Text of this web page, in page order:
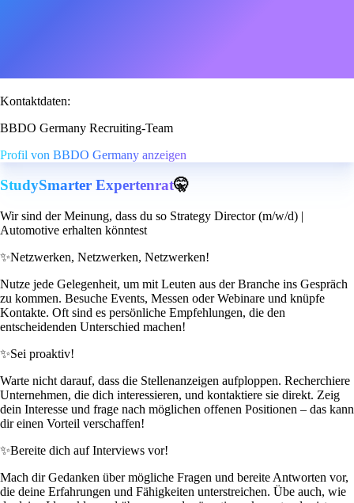
Kontaktdaten:
BBDO Germany Recruiting-Team
Profil von BBDO Germany anzeigen
StudySmarter Expertenrat🤫
Wir sind der Meinung, dass du so Strategy Director (m/w/d) |
Automotive erhalten könntest
✨Netzwerken, Netzwerken, Netzwerken!
Nutze jede Gelegenheit, um mit Leuten aus der Branche ins Gespräch
zu kommen. Besuche Events, Messen oder Webinare und knüpfe
Kontakte. Oft sind es persönliche Empfehlungen, die den
entscheidenden Unterschied machen!
✨Sei proaktiv!
Warte nicht darauf, dass die Stellenanzeigen aufploppen. Recherchiere
Unternehmen, die dich interessieren, und kontaktiere sie direkt. Zeig
dein Interesse und frage nach möglichen offenen Positionen – das kann
dir einen Vorteil verschaffen!
✨Bereite dich auf Interviews vor!
Mach dir Gedanken über mögliche Fragen und bereite Antworten vor,
die deine Erfahrungen und Fähigkeiten unterstreichen. Übe auch, wie